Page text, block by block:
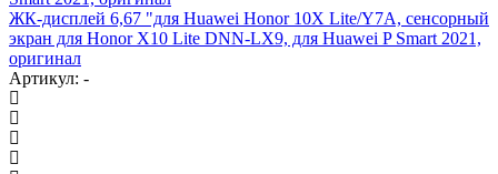
ЖК-дисплей 6,67 "для Huawei Honor 10X Lite/Y7A, сенсорный
экран для Honor X10 Lite DNN-LX9, для Huawei P Smart 2021,
оригинал
Артикул: -